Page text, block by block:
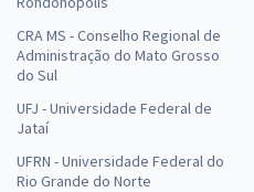
CRA MS - Conselho Regional de
Administração do Mato Grosso
do Sul
UFJ - Universidade Federal de
Jataí
UFRN - Universidade Federal do
Rio Grande do Norte